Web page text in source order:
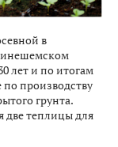
в
лет и по итогам
по производству
грунта.
две теплицы для